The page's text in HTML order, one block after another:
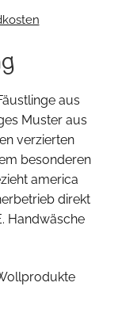
aus
Muster aus
verzierten
besonderen
america
direkt
Handwäsche